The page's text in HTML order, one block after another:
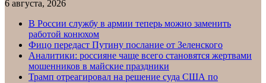
6 августа, 2026
В России службу в армии теперь можно заменить
работой конюхом
Фицо передаст Путину послание от Зеленского
Аналитики: россияне чаще всего становятся жертвами
мошенников в майские праздники
Трамп отреагировал на решение суда США по